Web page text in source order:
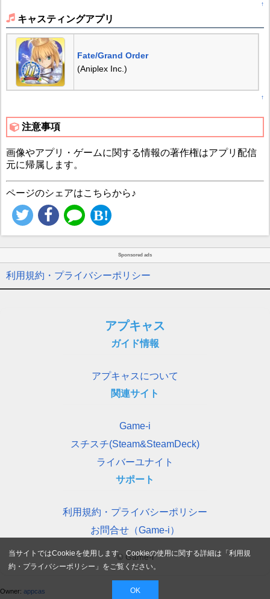
↑
キャスティングアプリ
Fate/Grand Order
(Aniplex Inc.)
↑
注意事項
画像やアプリ・ゲームに関する情報の著作権はアプリ配信
元に帰属します。
ページのシェアはこちらから♪
Sponsored ads
利用規約・プライバシーポリシー
アプキャス
ガイド情報
アプキャスについて
関連サイト
Game-i
スチスチ(Steam&SteamDeck)
ライバーユナイト
サポート
利用規約・プライバシーポリシー
お問合せ（Game-i）
© Game-i
Owner: appcas
当サイトではCookieを使用します。Cookieの使用に関する詳細は「利用規
約・プライバシーポリシー 」をご覧ください。
OK